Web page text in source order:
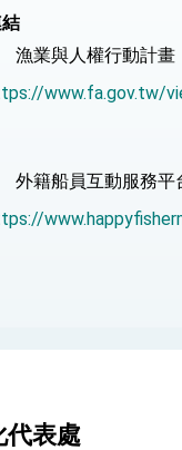
新臺灣 總統發表國慶演
周年談話 盼面對未來
影片
國亞利桑納州設立「駐
漁業與人權行動計畫
www.fa.gov.tw/
外籍船員互動服務平
代表處